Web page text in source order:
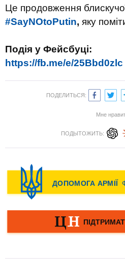
Це продовження блискучої
#SayNOtoPutin, яку
Подія у Фейсбуці:
https://fb.me/e/25Bbd0zlc
ПОДЕЛИТЬСЯ:
Мне
ПОДЫТОЖИТЬ: